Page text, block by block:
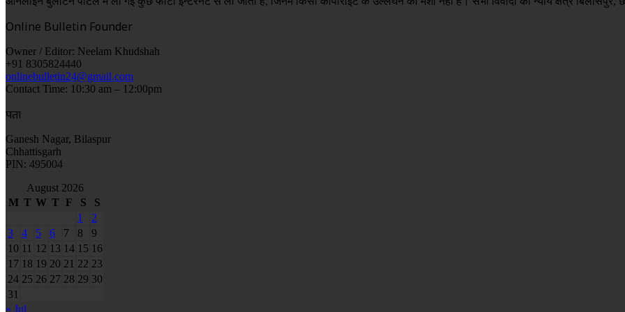
Online Bulletin Founder
Owner / Editor: Neelam Khudshah
+91 8305824440
onlinebulletin24@gmail.com
Contact Time: 10:30 am – 12:00pm
पता
Ganesh Nagar, Bilaspur
Chhattisgarh
PIN: 495004
August 2026
M T W T F S
S
1
2
3
4 5 6 7 8
9
10 11 12 13 14 15 16
17 18 19 20 21 22 23
24 25 26 27 28 29 30
31
« Jul